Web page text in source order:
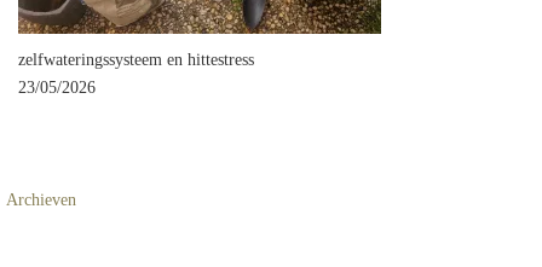
zelfwateringssysteem en hittestress
23/05/2026
Archieven